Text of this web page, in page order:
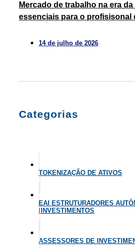
Mercado de trabalho na era
essenciais para o profisisonal
14 de julho de 2026
Categorias
TOKENIZAÇÃO DE ATIVOS
EAI ESTRUTURADORES
IINVESTIMENTOS
ASSESSORES DE